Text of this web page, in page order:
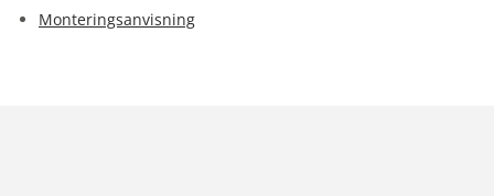
Monteringsanvisning